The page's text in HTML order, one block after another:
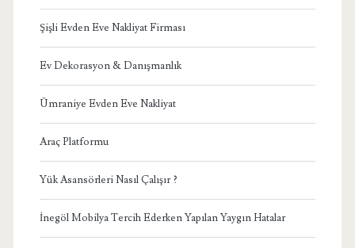
Şişli Evden Eve Nakliyat Firması
Ev Dekorasyon & Danışmanlık
Ümraniye Evden Eve Nakliyat
Araç Platformu
Yük Asansörleri Nasıl Çalışır ?
İnegöl Mobilya Tercih Ederken Yapılan Yaygın Hatalar